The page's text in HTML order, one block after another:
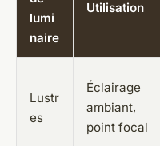
lumi
naire
Utilisation
Lustr
es
Éclairage
ambiant,
point focal